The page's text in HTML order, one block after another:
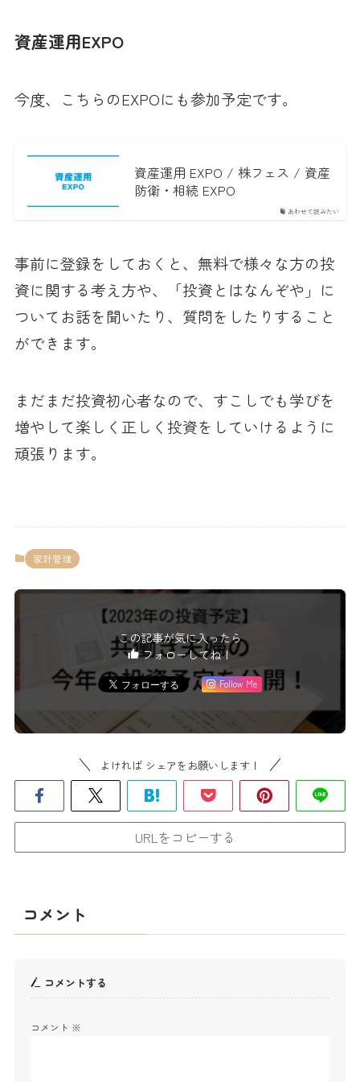
資産運用EXPO
今度、こちらのEXPOにも参加予定です。
あわせて読みたい
資産運用 EXPO / 株フェス / 資産
防衛・相続 EXPO
事前に登録をしておくと、無料で様々な方の投
資に関する考え方や、「投資とはなんぞや」に
ついてお話を聞いたり、質問をしたりすること
ができます。
まだまだ投資初心者なので、すこしでも学びを
増やして楽しく正しく投資をしていけるように
頑張ります。
家計管理
この記事が気に入ったら
フォローしてね！
Follow Me
よければ シェアをお願いします！
URLをコピーする
コメント
コメントする
コメント ※